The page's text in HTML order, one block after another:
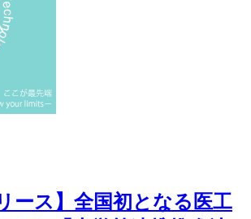
ース】全国初となる医工